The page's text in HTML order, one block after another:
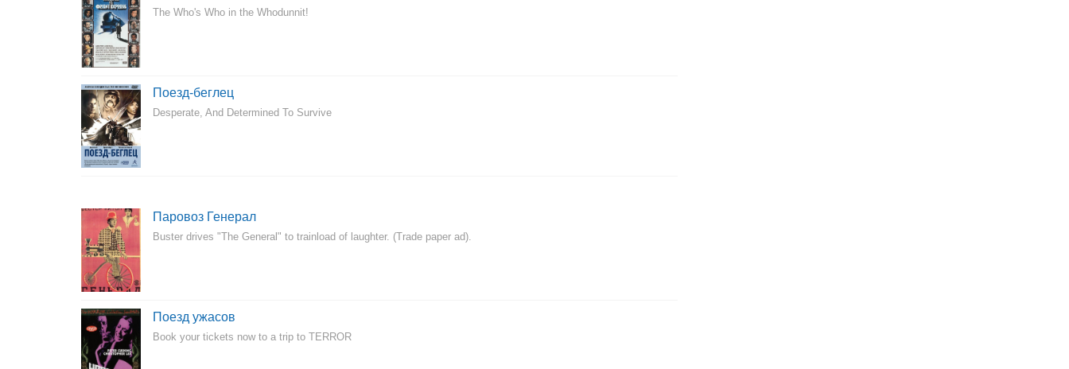
The Who's Who in the Whodunnit!
Поезд-беглец
Desperate, And Determined To Survive
Паровоз Генерал
Buster drives "The General" to trainload of laughter. (Trade paper ad).
Поезд ужасов
Book your tickets now to a trip to TERROR